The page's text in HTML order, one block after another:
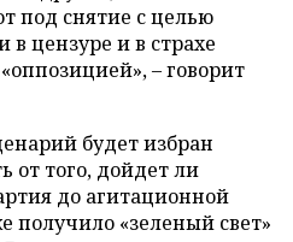
под снятие с целью
в цензуре и в страхе
– говорит
будет избран
от того, дойдет ли
до агитационной
получило «зеленый свет»